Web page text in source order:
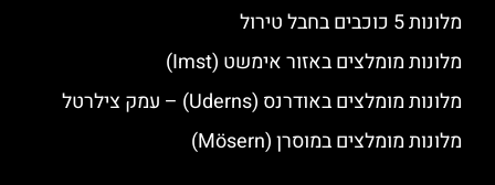
מלונות 5 כוכבים בחבל טירול
מלונות מומלצים באזור אימשט (Imst)
מלונות מומלצים באודרנס (Uderns) – עמק צילרטל
מלונות מומלצים במוסרן (Mösern)